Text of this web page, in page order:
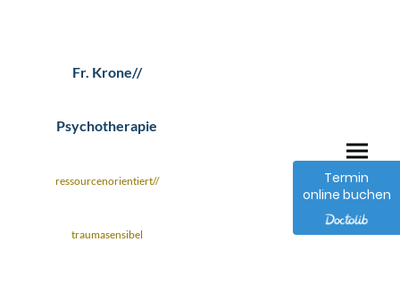
Fr. Krone//
Psychotherapie
ressourcenorientiert//
traumasensibel
Termin
online buchen